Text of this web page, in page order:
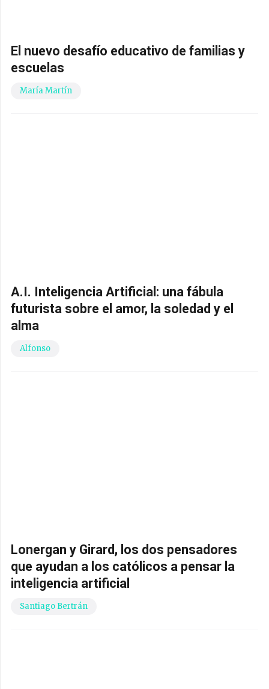
El nuevo desafío educativo de familias y
escuelas
María Martín
A.I. Inteligencia Artificial: una fábula
futurista sobre el amor, la soledad y el
alma
Alfonso
Lonergan y Girard, los dos pensadores
que ayudan a los católicos a pensar la
inteligencia artificial
Santiago Bertrán